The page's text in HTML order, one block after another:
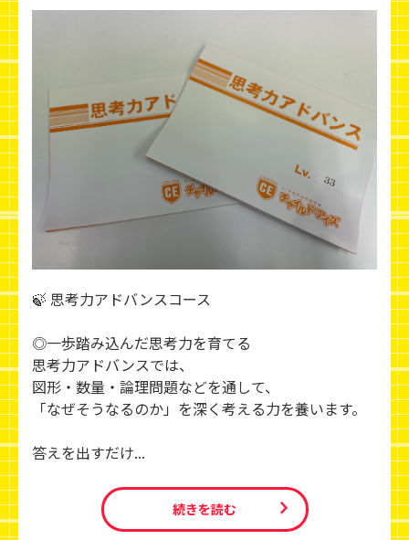
🍃 思考力アドバンスコース
◎一歩踏み込んだ思考力を育てる
思考力アドバンスでは、
図形・数量・論理問題などを通して、
「なぜそうなるのか」を深く考える力を養います。
答えを出すだけ...
続きを読む